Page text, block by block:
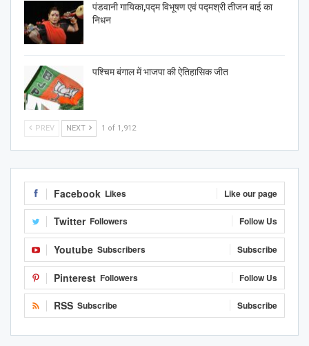
पंडवानी गायिका,पद्म विभूषण एवं पद्मश्री तीजन बाई का
निधन
पश्चिम बंगाल में भाजपा की ऐतिहासिक जीत
PREV NEXT 1 of 1,912
Facebook Likes Like our page
Twitter Followers Follow Us
Youtube Subscribers Subscribe
Pinterest Followers Follow Us
RSS Subscribe Subscribe